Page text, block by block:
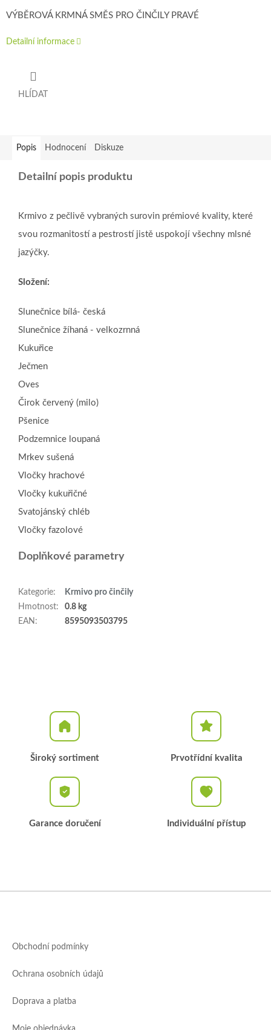
VÝBĚROVÁ KRMNÁ SMĚS PRO ČINČILY PRAVÉ
Detailní informace
HLÍDAT
Popis Hodnocení Diskuze
Detailní popis produktu
Krmivo z pečlivě vybraných surovin prémiové kvality, které
svou rozmanitostí a pestrostí jistě uspokojí všechny mlsné
jazýčky.
Složení:
Slunečnice bílá- česká
Slunečnice žíhaná - velkozrnná
Kukuřice
Ječmen
Oves
Čirok červený (milo)
Pšenice
Podzemnice loupaná
Mrkev sušená
Vločky hrachové
Vločky kukuřičné
Svatojánský chléb
Vločky fazolové
Doplňkové parametry
Kategorie:
Krmivo pro činčily
Hmotnost:
0.8 kg
EAN : 8595093503795
Široký sortiment Prvotřídní kvalita
Garance doručení Individuální přístup
Obchodní podmínky
Ochrana osobních údajů
Doprava a platba